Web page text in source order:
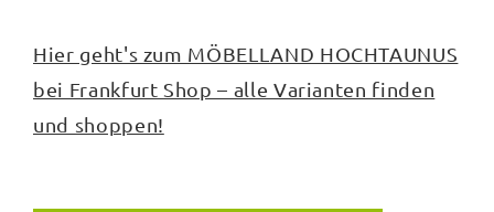
Hier geht's zum MÖBELLAND HOCHTAUNUS
bei Frankfurt Shop – alle Varianten finden
und shoppen!